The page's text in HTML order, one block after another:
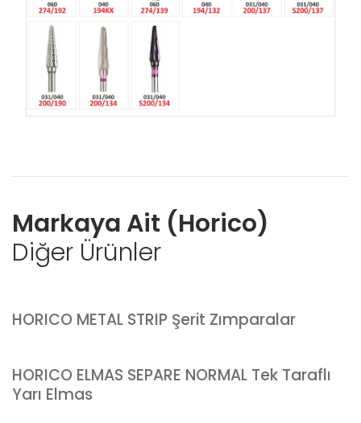
Markaya Ait (Horico)
Diğer Ürünler
HORICO METAL STRIP Şerit Zımparalar
HORICO ELMAS SEPARE NORMAL Tek Taraflı
Yarı Elmas